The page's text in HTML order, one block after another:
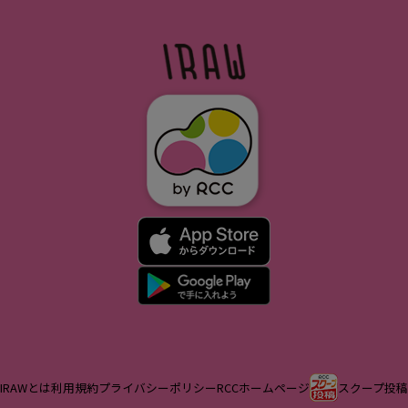
IRAWとは利用規約プライバシーポリシーRCCホームページ スクープ投稿